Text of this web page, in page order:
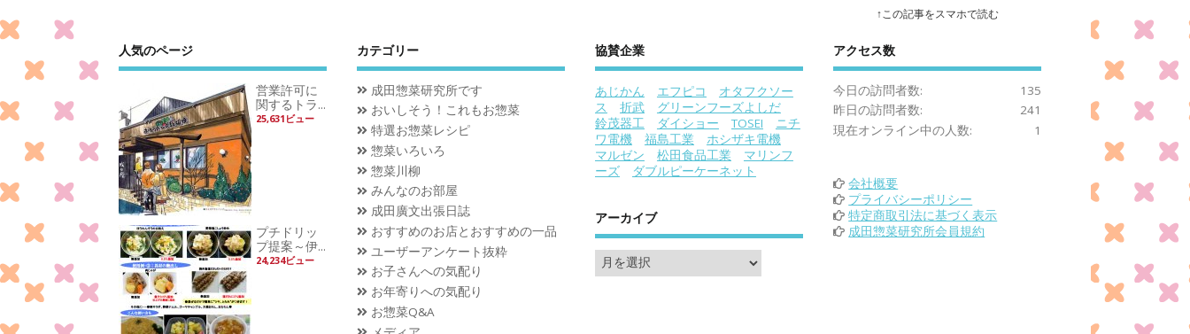
↑この記事をスマホで読む
人気のページ
営業許可に
関するトラ...
25,631ビュー
プチドリッ
プ提案～伊...
24,234ビュー
カテゴリー
成田惣菜研究所です
おいしそう！これもお惣菜
特選お惣菜レシピ
惣菜いろいろ
惣菜川柳
みんなのお部屋
成田廣文出張日誌
おすすめのお店とおすすめの一品
ユーザーアンケート抜粋
お子さんへの気配り
お年寄りへの気配り
お惣菜Q&A
協賛企業
あじかん エフピコ
オタフクソー
ス
折武
グリーンフーズよしだ
鈴茂器工
ダイショー TOSEI
ニチ
ワ電機
福島工業
ホシザキ電機
マルゼン
松田食品工業
マリンフ
ーズ
ダブルピーケーネット
アーカイブ
アクセス数
135
今日の訪問者数:
241
昨日の訪問者数:
1
現在オンライン中の人数:
会社概要
プライバシーポリシー
特定商取引法に基づく表示
成田惣菜研究所会員規約